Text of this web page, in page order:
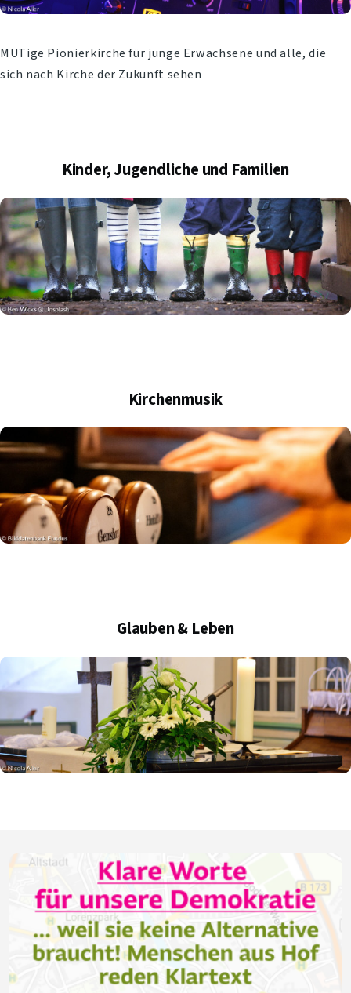
MUTige Pionierkirche für junge Erwachsene und alle, die
sich nach Kirche der Zukunft sehen
Kinder, Jugendliche und Familien
Kirchenmusik
Glauben & Leben